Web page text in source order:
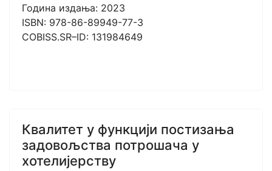
Година издања: 2023
ISBN: 978-86-89949-77-3
COBISS.SR–ID: 131984649
Квалитет у функцији постизања
задовољства потрошача у
хотелијерству